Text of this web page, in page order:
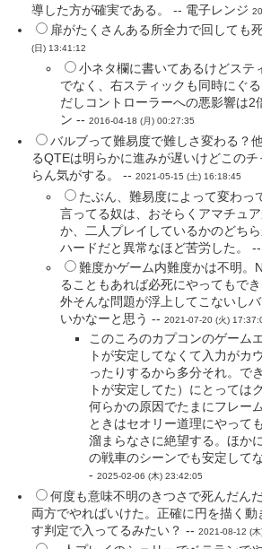
導した方が確実である。 -- 電子レンジ
扉がたくさんある所全力で回しても
(日) 13:41:12
小ネタ欄に書いてあるけどステ
でなく、右スティックも同時にぐ
だしコントローラーへの悪影響は2
ン -- 2016-04-18 (月) 00:27:35
バルブって難易度で難しさ変わる？
るQTEは明らかに進みが遅いけどこの
らん気がする。 -- 2021-05-15 (土) 16:18:45
たぶん、難易度によって変わっ
言ってる奴は、おそらくアマチュ
か、二人プレイしているかのどち
ハードだと異常なほど苦労した。 --
難度かゲーム内難度かは不明。
ることもあれば必死にやってもで
外そんな問題が浮上してこないし
いかなーと思う -- 2021-07-20 (火)
このころのカプコンのゲーム
トが安定してなくて入力がカ
ったりするから多分それ。で
トが安定してた）にとっては
何らかの原因でたまにフレー
ときはセオリー道理にやって
溜まらなさに絶望する。ほか
の戦車のシーンでも安定して
- 2025-02-06 (木) 23:42:05
何度も意味不明のきつさで死んだん
両方でやればいけた。正確に円を描く
す判定で入ってるみたい？ -- 2021-08-12 (